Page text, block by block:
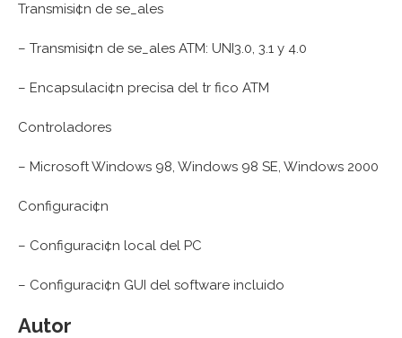
Transmisi¢n de se_ales
– Transmisi¢n de se_ales ATM: UNI3.0, 3.1 y 4.0
– Encapsulaci¢n precisa del tr fico ATM
Controladores
– Microsoft Windows 98, Windows 98 SE, Windows 2000
Configuraci¢n
– Configuraci¢n local del PC
– Configuraci¢n GUI del software incluido
Autor